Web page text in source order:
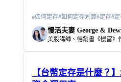
#如何定存#如何定存划算#定存#
慢活夫妻 George &
美股講師、暢銷書《慢富》
【台幣定存是什麼？